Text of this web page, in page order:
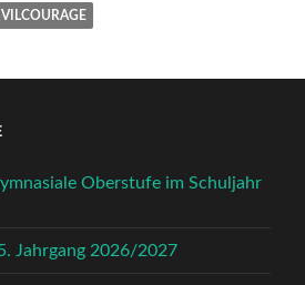
Oberstufe im Schuljahr
Jahrgang 2026/2027